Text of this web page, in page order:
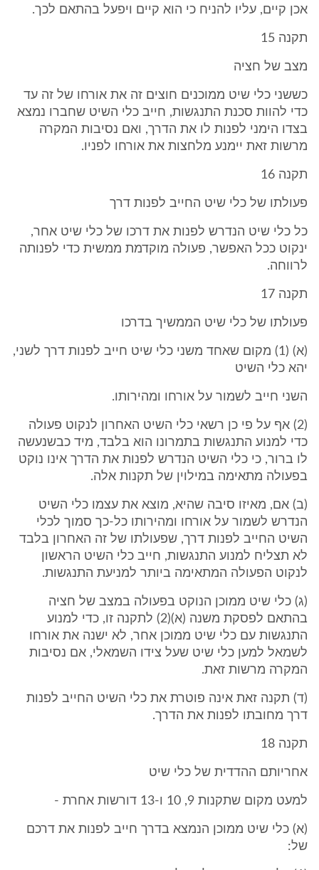
אכן קיים, עליו להניח כי הוא קיים ויפעל בהתאם לכך.
תקנה 15
מצב של חציה
כששני כלי שיט ממוכנים חוצים זה את אורחו של זה עד
כדי להוות סכנת התנגשות, חייב כלי השיט שחברו נמצא
בצדו הימני לפנות לו את הדרך, ואם נסיבות המקרה
מרשות זאת יימנע מלחצות את אורחו לפניו.
תקנה 16
פעולתו של כלי שיט החייב לפנות דרך
כל כלי שיט הנדרש לפנות את דרכו של כלי שיט אחר,
ינקוט ככל האפשר, פעולה מוקדמת ממשית כדי לפנותה
לרווחה.
תקנה 17
פעולתו של כלי שיט הממשיך בדרכו
(א) (1) מקום שאחד משני כלי שיט חייב לפנות דרך לשני,
יהא כלי השיט
השני חייב לשמור על אורחו ומהירותו.
(2) אף על פי כן רשאי כלי השיט האחרון לנקוט פעולה
כדי למנוע התנגשות בתמרונו הוא בלבד, מיד כבשנעשה
לו ברור, כי כלי השיט הנדרש לפנות את הדרך אינו נוקט
בפעולה מתאימה במילוין של תקנות אלה.
(ב) אם, מאיזו סיבה שהיא, מוצא את עצמו כלי השיט
הנדרש לשמור על אורחו ומהירותו כל-כך סמוך לכלי
השיט החייב לפנות דרך, שפעולתו של זה האחרון בלבד
לא תצליח למנוע התנגשות, חייב כלי השיט הראשון
לנקוט הפעולה המתאימה ביותר למניעת התנגשות.
(ג) כלי שיט ממוכן הנוקט בפעולה במצב של חציה
בהתאם לפסקת משנה (א)(2) לתקנה זו, כדי למנוע
התנגשות עם כלי שיט ממוכן אחר, לא ישנה את אורחו
לשמאל למען כלי שיט שעל צידו השמאלי, אם נסיבות
המקרה מרשות זאת.
(ד) תקנה זאת אינה פוטרת את כלי השיט החייב לפנות
דרך מחובתו לפנות את הדרך.
תקנה 18
אחריותם ההדדית של כלי שיט
למעט מקום שתקנות 9, 10 ו-13 דורשות אחרת -
(א) כלי שיט ממוכן הנמצא בדרך חייב לפנות את דרכם
של: